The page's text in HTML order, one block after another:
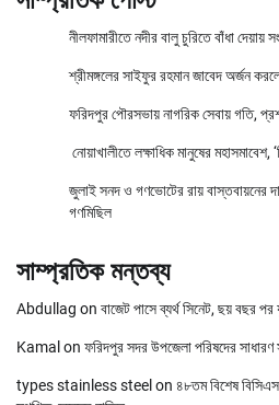
নীলফামারীতে নদীর বালু চুরিতে বাঁধা দেয়ায়
শ্রীমঙ্গলের সাইফুর রহমান জাবেদ অর্জন
ফরিদপুর পৌরসভায় নাগরিক সেবায় গতি,
নোয়াখালীতে লক্ষাধিক মানুষের মহাসমাবেশ,
জুলাই সনদ ও গণভোটের রায় বাস্তবায়নের
গণমিছিল
সাম্প্রতিক মন্তব্য
Abdullag on বাজেট পাসে ব্যর্থ সিনেট, ছয় বছর
Kamal on ফরিদপুর সদর উপজেলা পরিষদের সাধারণ
types stainless steel on ৪৮তম বিশেষ